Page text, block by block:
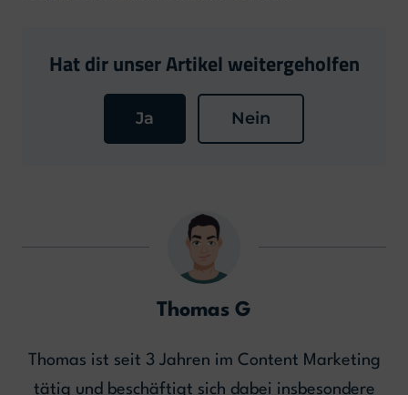
Hat dir unser Artikel weitergeholfen
Ja Nein
Thomas G
Thomas ist seit 3 Jahren im Content Marketing
tätig und beschäftigt sich dabei insbesondere